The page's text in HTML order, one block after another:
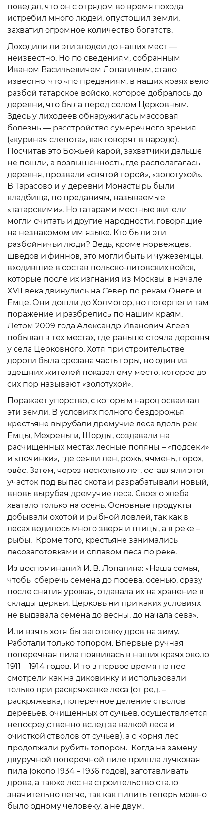
поведал, что он с отрядом во время похода
истребил много людей, опустошил земли,
захватил огромное количество богатств.
Доходили ли эти злодеи до наших мест —
неизвестно. Но по сведениям, собранным
Иваном Васильевичем Лопатиным, стало
известно, что «по преданиям, в наших краях вело
разбой татарское войско, которое добралось до
деревни, что была перед селом Церковным.
Здесь у лиходеев обнаружилась массовая
болезнь — расстройство сумеречного зрения
(«куриная слепота», как говорят в народе).
Посчитав это Божьей карой, захватчики дальше
не пошли, а возвышенность, где располагалась
деревня, прозвали «святой горой», «золотухой».
В Тарасово и у деревни Монастырь были
кладбища, по преданиям, называемые
«татарскими». Но татарами местные жители
могли считать и другие народности, говорящие
на незнакомом им языке. Кто были эти
разбойничьи люди? Ведь, кроме норвежцев,
шведов и финнов, это могли быть и чужеземцы,
входившие в состав польско-литовских войск,
которые после их изгнания из Москвы в начале
XVII века двинулись на Север по рекам Онеге и
Емце. Они дошли до Холмогор, но потерпели там
поражение и разбрелись по нашим краям.
Летом 2009 года Александр Иванович Агеев
побывал в тех местах, где раньше стояла деревня
у села Церковного. Хотя при строительстве
дороги была срезана часть горы, но один из
здешних жителей показал ему место, которое до
сих пор называют «золотухой».
Поражает упорство, с которым народ осваивал
эти земли. В условиях полного бездорожья
крестьяне вырубали дремучие леса вдоль рек
Емцы, Мехреньги, Шорды, создавали на
расчищенных местах лесные поляны – «подсеки»
и «починки», где сеяли лён, рожь, ячмень, горох,
овёс. Затем, через несколько лет, оставляли этот
участок под выпас скота и разрабатывали новый,
вновь вырубая дремучие леса. Своего хлеба
хватало только на осень. Основные продукты
добывали охотой и рыбной ловлей, так как в
лесах водилось много зверя и птицы, а в реке –
рыбы. Кроме того, крестьяне занимались
лесозаготовками и сплавом леса по реке.
Из воспоминаний И. В. Лопатина: «Наша семья,
чтобы сберечь семена до посева, осенью, сразу
после снятия урожая, отдавала их на хранение в
склады церкви. Церковь ни при каких условиях
не выдавала семена до весны, до начала сева».
Или взять хотя бы заготовку дров на зиму.
Работали только топором. Впервые ручная
поперечная пила появилась в наших краях около
1911 – 1914 годов. И то в первое время на нее
смотрели как на диковинку и использовали
только при раскряжевке леса (от ред. –
раскряжевка, поперечное деление стволов
деревьев, очищенных от сучьев, осуществляется
непосредственно вслед за валкой леса и
очисткой стволов от сучьев), а с корня лес
продолжали рубить топором. Когда на замену
двуручной поперечной пиле пришла лучковая
пила (около 1934 – 1936 годов), заготавливать
дрова, а также лес на строительство стало
значительно легче, так как пилить теперь можно
было одному человеку, а не двум.